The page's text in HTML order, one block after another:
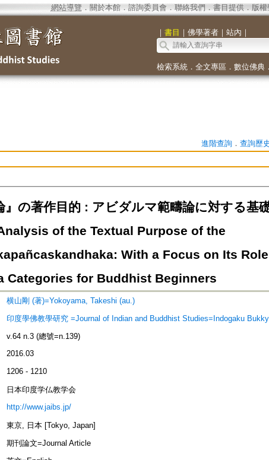
網站導覽 ． 關於本館． 諮詢委員會． 聯絡我們 ． 書目提供． 版權
｜ 書目 ｜ 佛學著者｜ 站內 ｜
檢索系統． 全文專區 ． 數位佛典．
進階查詢． 查詢歷史
』の著作目的 : アビダルマ範疇論に対する基
of the Textual Purpose of the
With a Focus on Its
Categories for Buddhist Beginners
横山剛 (著)=Yokoyama, Takeshi (au.)
印度學佛教學研究 =Journal of Indian and Buddhist Studies=Indogaku
v.64 n.3 (總號=n.139)
2016.03
1206 - 1210
日本印度学仏教学会
http://www.jaibs.jp/
東京, 日本 [Tokyo, Japan]
期刊論文=Journal Article